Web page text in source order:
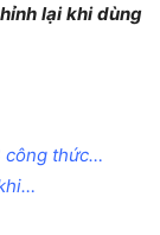
lại khi dùng
công thức…